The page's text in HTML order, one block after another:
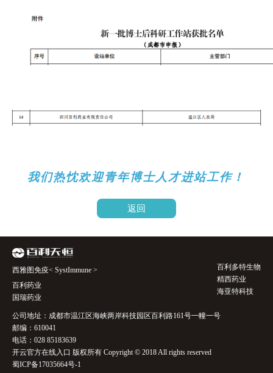
我们热忱欢迎青年博士人才进站工作！
返回
西雅图免疫< SystImmune >
百利药业
国瑞药业
百利多特生物
精西药业
海亚特科技
公司地址：成都市温江区海峡两岸科技园区百利路161号一幢一号
邮编：610041
电话：028 85183639
开云官方在线入口 版权所有 Copyright © 2018 All rights reserved
蜀ICP备17035664号-1